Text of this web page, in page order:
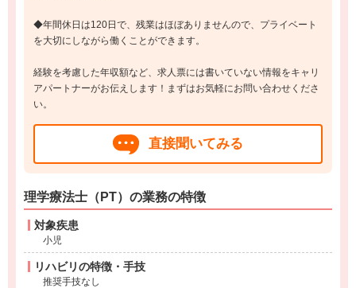
◆年間休日は120日で、残業はほぼありませんので、プライベート
を大切にしながら働くことができます。
経験を考慮した年収額など、求人票には書いていない情報をキャリ
アパートナーがお伝えします！まずはお気軽にお問い合わせくださ
い。
直接聞いてみる
理学療法士（PT）の業務の特徴
対象疾患
小児
リハビリの特徴・手技
推奨手技なし